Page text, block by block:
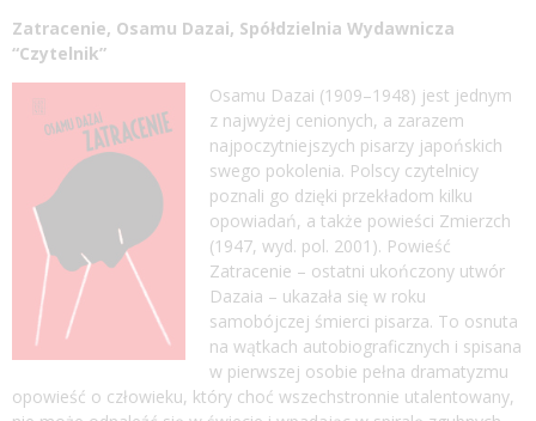
Zatracenie, Osamu Dazai, Spółdzielnia Wydawnicza
“Czytelnik”
Osamu Dazai (1909–1948) jest jednym
z najwyżej cenionych, a zarazem
najpoczytniejszych pisarzy japońskich
swego pokolenia. Polscy czytelnicy
poznali go dzięki przekładom kilku
opowiadań, a także powieści Zmierzch
(1947, wyd. pol. 2001). Powieść
Zatracenie – ostatni ukończony utwór
Dazaia – ukazała się w roku
samobójczej śmierci pisarza. To osnuta
na wątkach autobiograficznych i spisana
w pierwszej osobie pełna dramatyzmu
opowieść o człowieku, który choć wszechstronnie utalentowany,